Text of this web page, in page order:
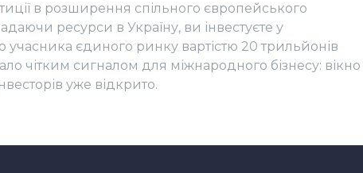
в розширення спільного європейського
ресурси в Україну, ви інвестуєте у
учасника єдиного ринку вартістю 20 трильйонів
чітким сигналом для міжнародного бізнесу: вікно
уже відкрито.